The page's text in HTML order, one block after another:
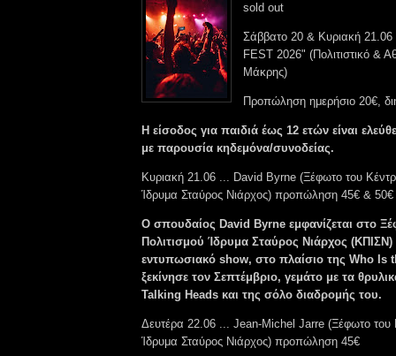
sold out
Σάββατο 20 & Κυριακή
FEST 2026" (Πολιτιστικό &
Μάκρης)
Προπώληση ημερήσιο 20€,
Η είσοδος για παιδιά έως 12 ετών είναι
με παρουσία κηδεμόνα/συνοδείας.
Κυριακή 21.06 ... David Byrne (Ξέφωτο του
Ίδρυμα Σταύρος Νιάρχος) προπώληση 45€ & 50€
Ο σπουδαίος David Byrne εμφανίζεται στο
Πολιτισμού Ίδρυμα Σταύρος Νιάρχος (ΚΠΙΣΝ)
εντυπωσιακό show, στο πλαίσιο της Who Is
ξεκίνησε τον Σεπτέμβριο, γεμάτο με τα
Talking Heads και της σόλο διαδρομής του.
Δευτέρα 22.06 ... Jean-Michel Jarre (Ξέφωτο του
Ίδρυμα Σταύρος Νιάρχος) προπώληση 45€